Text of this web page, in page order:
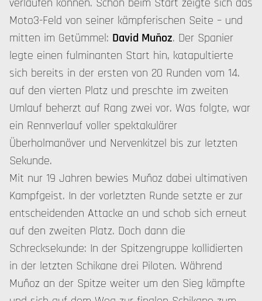
Moto3-Feld von seiner kämpferischen Seite – und
mitten im Getümmel: David Muñoz. Der Spanier
legte einen fulminanten Start hin, katapultierte
sich bereits in der ersten von 20 Runden vom 14.
auf den vierten Platz und preschte im zweiten
Umlauf beherzt auf Rang zwei vor. Was folgte, war
ein Rennverlauf voller spektakulärer
Überholmanöver und Nervenkitzel bis zur letzten
Sekunde.
Mit nur 19 Jahren bewies Muñoz dabei ultimativen
Kampfgeist. In der vorletzten Runde setzte er zur
entscheidenden Attacke an und schob sich erneut
auf den zweiten Platz. Doch dann die
Schrecksekunde: In der Spitzengruppe kollidierten
in der letzten Schikane drei Piloten. Während
Muñoz an der Spitze weiter um den Sieg kämpfte